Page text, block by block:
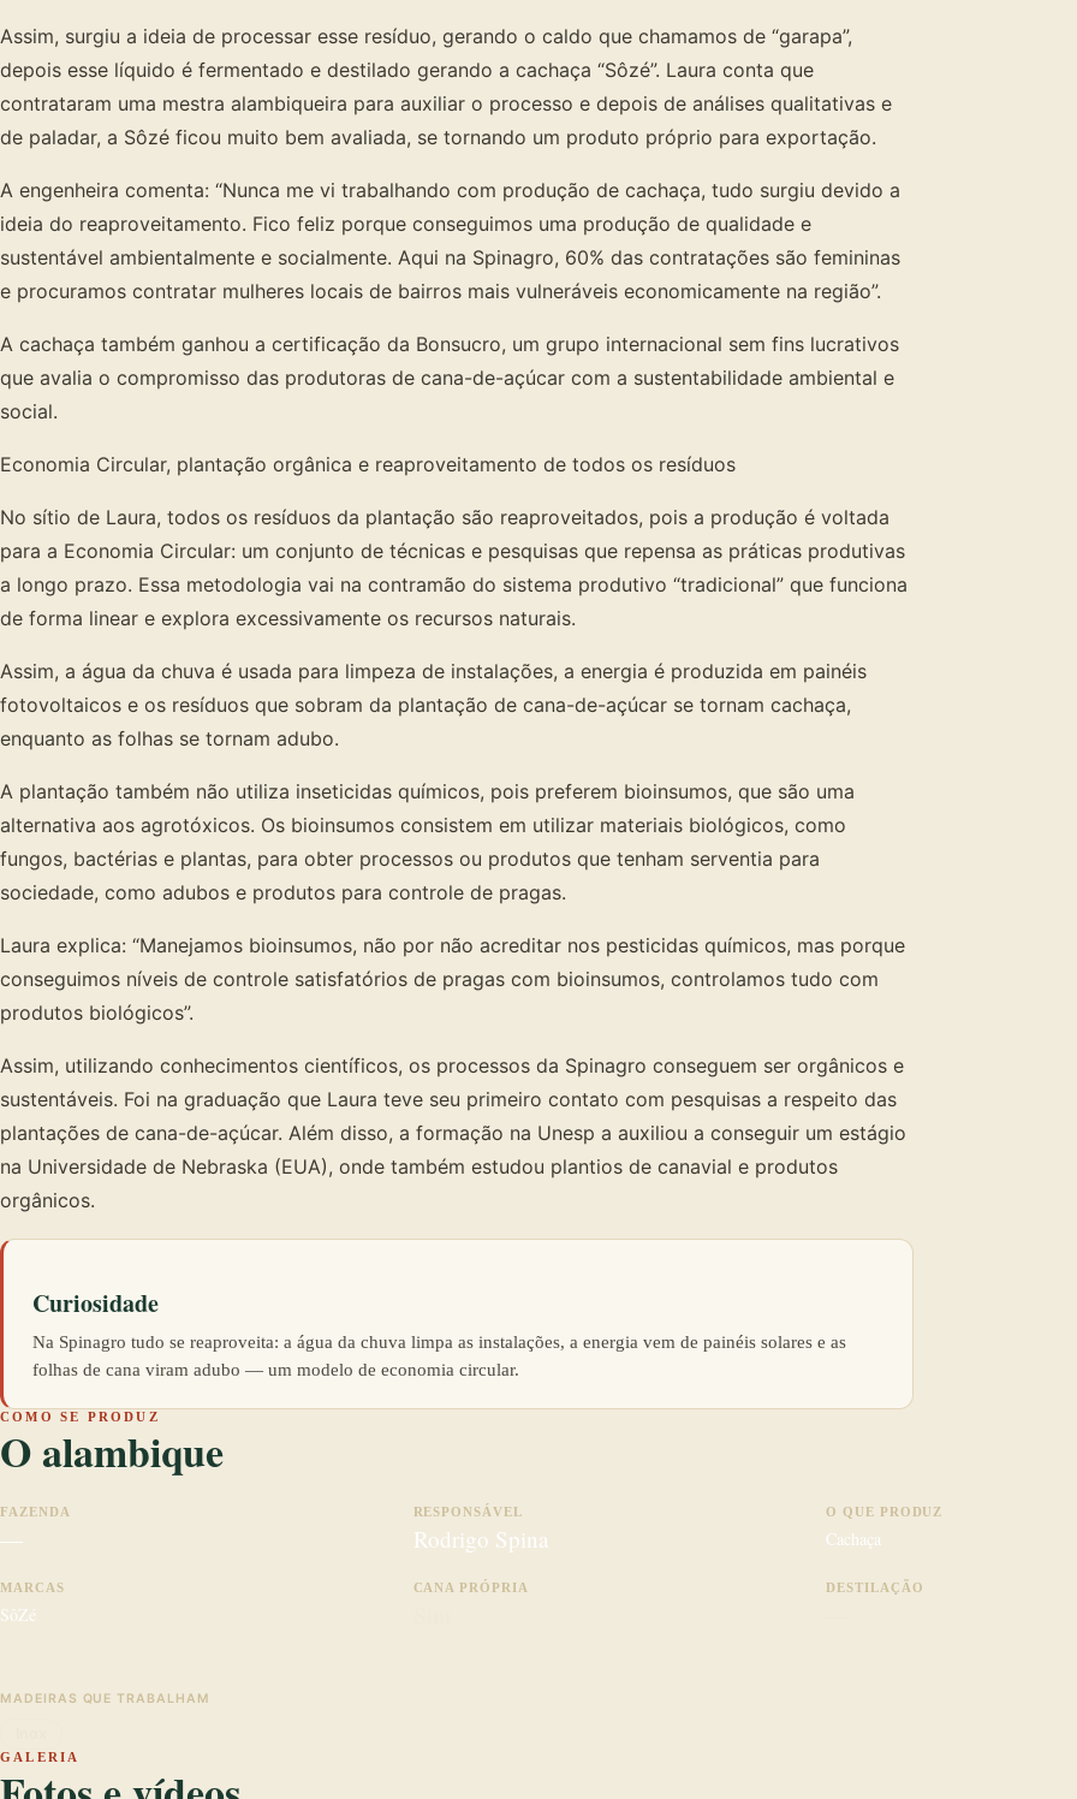
Assim, surgiu a ideia de processar esse resíduo, gerando o caldo que chamamos de “garapa”,
depois esse líquido é fermentado e destilado gerando a cachaça “Sôzé”. Laura conta que
contrataram uma mestra alambiqueira para auxiliar o processo e depois de análises qualitativas e
de paladar, a Sôzé ficou muito bem avaliada, se tornando um produto próprio para exportação.
A engenheira comenta: “Nunca me vi trabalhando com produção de cachaça, tudo surgiu devido a
ideia do reaproveitamento. Fico feliz porque conseguimos uma produção de qualidade e
sustentável ambientalmente e socialmente. Aqui na Spinagro, 60% das contratações são femininas
e procuramos contratar mulheres locais de bairros mais vulneráveis economicamente na região”.
A cachaça também ganhou a certificação da Bonsucro, um grupo internacional sem fins lucrativos
que avalia o compromisso das produtoras de cana-de-açúcar com a sustentabilidade ambiental e
social.
Economia Circular, plantação orgânica e reaproveitamento de todos os resíduos
No sítio de Laura, todos os resíduos da plantação são reaproveitados, pois a produção é voltada
para a Economia Circular: um conjunto de técnicas e pesquisas que repensa as práticas produtivas
a longo prazo. Essa metodologia vai na contramão do sistema produtivo “tradicional” que funciona
de forma linear e explora excessivamente os recursos naturais.
Assim, a água da chuva é usada para limpeza de instalações, a energia é produzida em painéis
fotovoltaicos e os resíduos que sobram da plantação de cana-de-açúcar se tornam cachaça,
enquanto as folhas se tornam adubo.
A plantação também não utiliza inseticidas químicos, pois preferem bioinsumos, que são uma
alternativa aos agrotóxicos. Os bioinsumos consistem em utilizar materiais biológicos, como
fungos, bactérias e plantas, para obter processos ou produtos que tenham serventia para
sociedade, como adubos e produtos para controle de pragas.
Laura explica: “Manejamos bioinsumos, não por não acreditar nos pesticidas químicos, mas porque
conseguimos níveis de controle satisfatórios de pragas com bioinsumos, controlamos tudo com
produtos biológicos”.
Assim, utilizando conhecimentos científicos, os processos da Spinagro conseguem ser orgânicos e
sustentáveis. Foi na graduação que Laura teve seu primeiro contato com pesquisas a respeito das
plantações de cana-de-açúcar. Além disso, a formação na Unesp a auxiliou a conseguir um estágio
na Universidade de Nebraska (EUA), onde também estudou plantios de canavial e produtos
orgânicos.
Curiosidade
Na Spinagro tudo se reaproveita: a água da chuva limpa as instalações, a energia vem de painéis solares e as
folhas de cana viram adubo — um modelo de economia circular.
COMO SE PRODUZ
O alambique
FAZENDA
—
RESPONSÁVEL
Rodrigo Spina
O QUE PRODUZ
Cachaça
MARCAS
SôZé
CANA PRÓPRIA DESTILAÇÃO
MADEIRAS QUE TRABALHAM
GALERIA